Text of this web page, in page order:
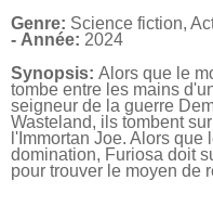
Genre: Science fiction,
- Année: 2024
Synopsis: Alors que le
tombe entre les mains
seigneur de la guerre
Wasteland, ils tombent
l'Immortan Joe. Alors que
domination, Furiosa doit
pour trouver le moyen de